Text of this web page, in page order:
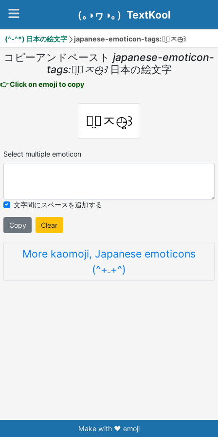
（｡◑ヮ◑｡）TextKool
(^-^*) 日本の絵文字 japanese-emoticon-tags:꒰̤◴ㅈ◴̵̤꒱
コピーアンドペースト japanese-emoticon-
tags:꒰̤◴ㅈ◴̵̤꒱ 日本の絵文字
👉 Click on emoji to copy
꒰̤◴ㅈ◴̵̤꒱
Select multiple emoticon
文字間にスペースを追加する
Copy Clear
More kaomoji, Japanese emoticons
(^+.+^)
Make with ❤️ emoji